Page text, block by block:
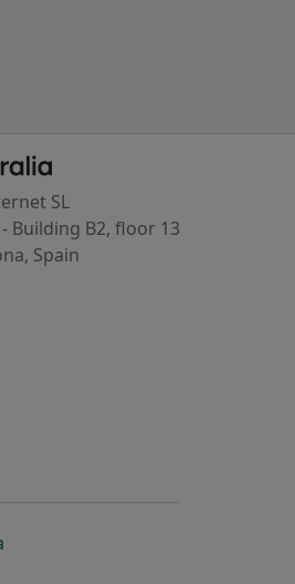
SL
- Building B2, floor 13
Spain
separador
abre num novo separador